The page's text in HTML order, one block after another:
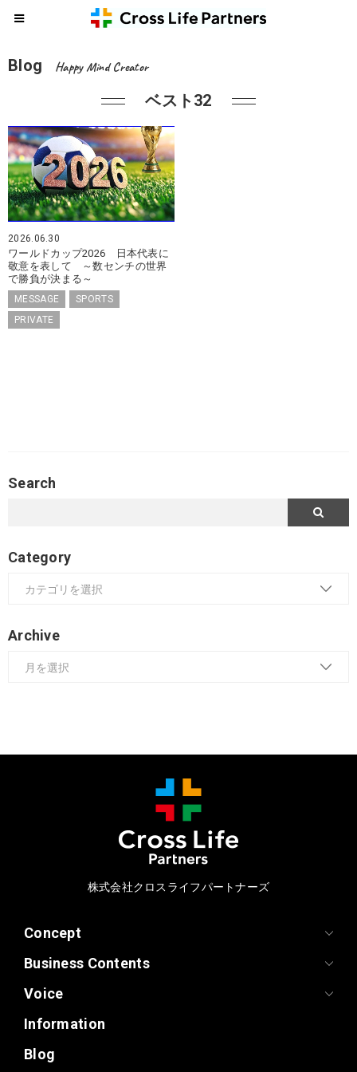
Blog Happy Mind Creator
ベスト32
2026.06.30
ワールドカップ2026 日本代表に
敬意を表して ～数センチの世界
で勝負が決まる～
MESSAGE
SPORTS
PRIVATE
Search
Category
Archive
株式会社クロスライフパートナーズ
Concept
Business Contents
Voice
Information
Blog